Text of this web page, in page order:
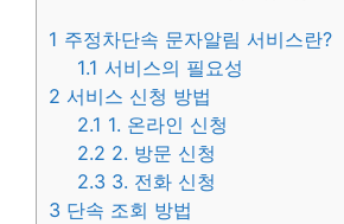
1 주정차단속 문자알림 서비스란?
1.1 서비스의 필요성
2 서비스 신청 방법
2.1 1. 온라인 신청
2.2 2. 방문 신청
2.3 3. 전화 신청
3 단속 조회 방법